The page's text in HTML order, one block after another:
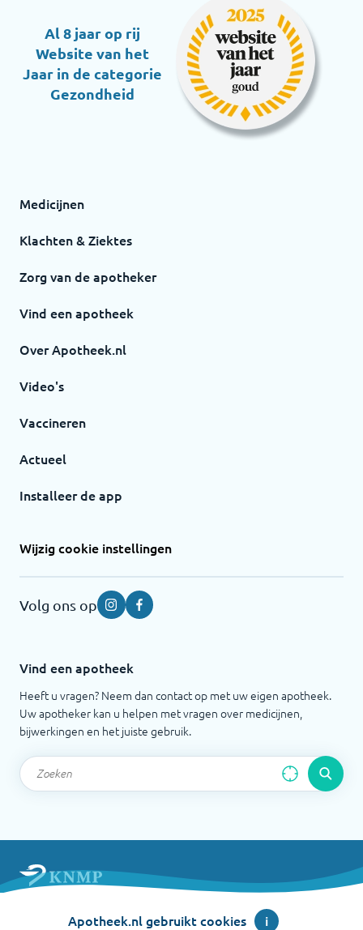
Al 8 jaar op rij
Website van het
Jaar in de categorie
Gezondheid
Medicijnen
Klachten & Ziektes
Zorg van de apotheker
Vind een apotheek
Over Apotheek.nl
Video's
Vaccineren
Actueel
Installeer de app
Wijzig cookie instellingen
Volg ons op InstagramFacebook
Vind een apotheek
Heeft u vragen? Neem dan contact op met uw eigen apotheek.
Uw apotheker kan u helpen met vragen over medicijnen,
bijwerkingen en het juiste gebruik.
Nederlandse Maatschappij ter bevordering der
Apotheek.nl gebruikt cookies i